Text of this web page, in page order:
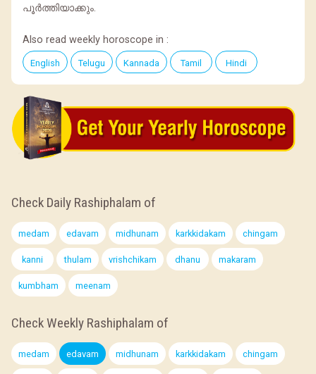
പൂർത്തിയാക്കും.
Also read weekly horoscope in :
English Telugu Kannada Tamil Hindi
Check Daily Rashiphalam of
medam edavam midhunam karkkidakam chingam
kanni thulam vrishchikam dhanu makaram
kumbham meenam
Check Weekly Rashiphalam of
medam edavam midhunam karkkidakam chingam